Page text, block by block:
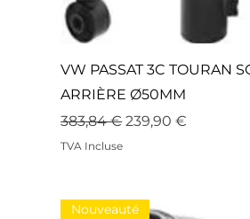
VW PASSAT 3C TOURAN
ARRIÈRE Ø50MM
Prix original
383,84 € Prix
239,90 €
TVA Incluse
Nouveauté